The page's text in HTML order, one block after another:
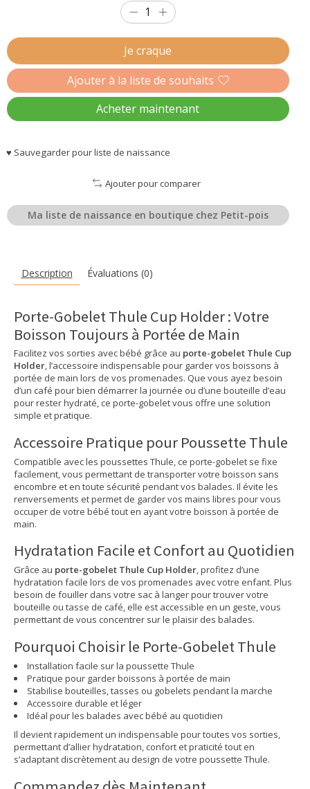
Je craque
Ajouter à la liste de souhaits
Acheter maintenant
♥ Sauvegarder pour liste de naissance
Ajouter pour comparer
Ma liste de naissance en boutique chez Petit-pois
Description Évaluations (0)
Porte-Gobelet Thule Cup Holder : Votre
Boisson Toujours à Portée de Main
Facilitez vos sorties avec bébé grâce au porte-gobelet Thule Cup
Holder, l’accessoire indispensable pour garder vos boissons à
portée de main lors de vos promenades. Que vous ayez besoin
d’un café pour bien démarrer la journée ou d’une bouteille d’eau
pour rester hydraté, ce porte-gobelet vous offre une solution
simple et pratique.
Accessoire Pratique pour Poussette Thule
Compatible avec les poussettes Thule, ce porte-gobelet se fixe
facilement, vous permettant de transporter votre boisson sans
encombre et en toute sécurité pendant vos balades. Il évite les
renversements et permet de garder vos mains libres pour vous
occuper de votre bébé tout en ayant votre boisson à portée de
main.
Hydratation Facile et Confort au Quotidien
Grâce au porte-gobelet Thule Cup Holder, profitez d’une
hydratation facile lors de vos promenades avec votre enfant. Plus
besoin de fouiller dans votre sac à langer pour trouver votre
bouteille ou tasse de café, elle est accessible en un geste, vous
permettant de vous concentrer sur le plaisir des balades.
Pourquoi Choisir le Porte-Gobelet Thule
Installation facile sur la poussette Thule
Pratique pour garder boissons à portée de main
Stabilise bouteilles, tasses ou gobelets pendant la marche
Accessoire durable et léger
Idéal pour les balades avec bébé au quotidien
Il devient rapidement un indispensable pour toutes vos sorties,
permettant d’allier hydratation, confort et praticité tout en
s’adaptant discrètement au design de votre poussette Thule.